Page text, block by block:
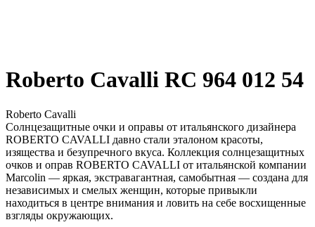
Roberto Cavalli RC 964 012 54
Roberto Cavalli
Солнцезащитные очки и оправы от итальянского дизайнера
ROBERTO CAVALLI давно стали эталоном красоты,
изящества и безупречного вкуса. Коллекция солнцезащитных
очков и оправ ROBERTO CAVALLI от итальянской компании
Marcolin — яркая, экстравагантная, самобытная — создана для
независимых и смелых женщин, которые привыкли
находиться в центре внимания и ловить на себе восхищенные
взгляды окружающих.